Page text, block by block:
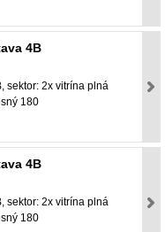
4B
sektor: 2x vitrína plná
180
4B
sektor: 2x vitrína plná
180